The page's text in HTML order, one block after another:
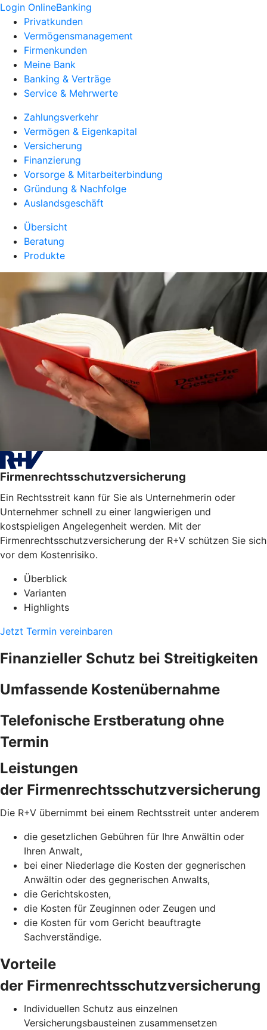
Login OnlineBanking
Privatkunden
Vermögensmanagement
Firmenkunden
Meine Bank
Banking & Verträge
Service & Mehrwerte
Zahlungsverkehr
Vermögen & Eigenkapital
Versicherung
Finanzierung
Vorsorge & Mitarbeiterbindung
Gründung & Nachfolge
Auslandsgeschäft
Übersicht
Beratung
Produkte
Firmenrechtsschutzversicherung
Ein Rechtsstreit kann für Sie als Unternehmerin oder
Unternehmer schnell zu einer langwierigen und
kostspieligen Angelegenheit werden. Mit der
Firmenrechtsschutzversicherung der R+V schützen Sie sich
vor dem Kostenrisiko.
Überblick
Varianten
Highlights
Jetzt Termin vereinbaren
Finanzieller Schutz bei Streitigkeiten
Umfassende Kostenübernahme
Telefonische Erstberatung ohne
Termin
Leistungen
der Firmenrechtsschutzversicherung
Die R+V übernimmt bei einem Rechtsstreit unter anderem
die gesetzlichen Gebühren für Ihre Anwältin oder
Ihren Anwalt,
bei einer Niederlage die Kosten der gegnerischen
Anwältin oder des gegnerischen Anwalts,
die Gerichtskosten,
die Kosten für Zeuginnen oder Zeugen und
die Kosten für vom Gericht beauftragte
Sachverständige.
Vorteile
der Firmenrechtsschutzversicherung
Individuellen Schutz aus einzelnen
Versicherungsbausteinen zusammensetzen